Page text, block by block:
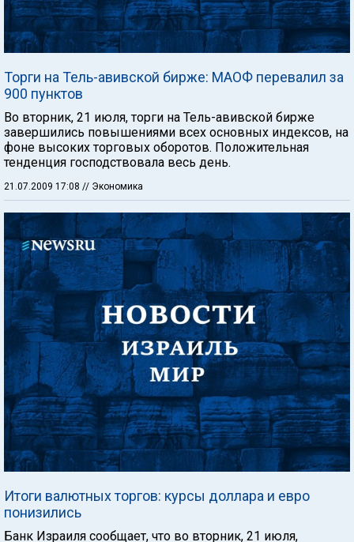
Торги на Тель-авивской бирже: МАОФ перевалил за
900 пунктов
Во вторник, 21 июля, торги на Тель-авивской бирже
завершились повышениями всех основных индексов, на
фоне высоких торговых оборотов. Положительная
тенденция господствовала весь день.
21.07.2009 17:08 // Экономика
Итоги валютных торгов: курсы доллара и евро
понизились
Банк Израиля сообщает, что во вторник, 21 июля,